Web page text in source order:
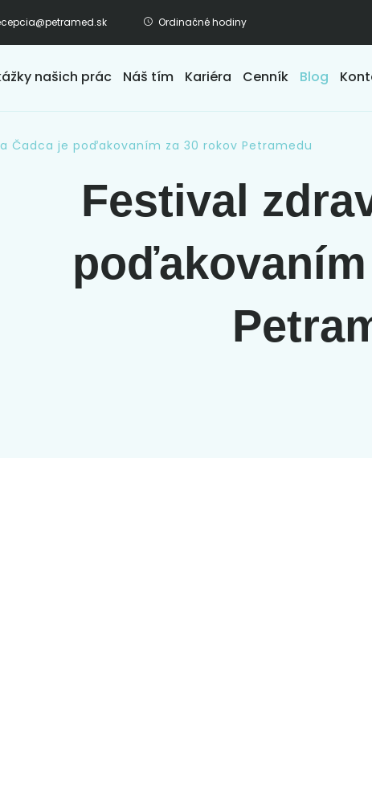
Ordinačné hodiny
našich prác Náš tím Kariéra Cenník Blog
Čadca je poďakovaním za 30 rokov Petramedu
Festival